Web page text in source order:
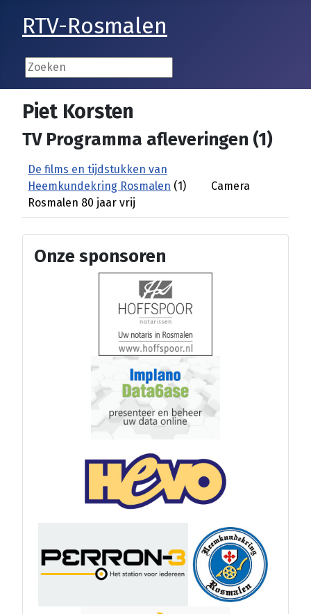
RTV-Rosmalen
Piet Korsten
TV Programma afleveringen (1)
De films en tijdstukken van
Heemkundekring Rosmalen (1)
Rosmalen 80 jaar vrij
Camera
Onze sponsoren